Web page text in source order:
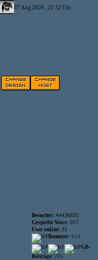
07.Aug.2026 , 23:32 Uhr
Besucher: 44436635
Gespielte Wars: 803
User online: 31
Benutzer: 618
GB-
Beiträge: 285